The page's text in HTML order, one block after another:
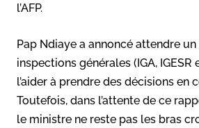
l’AFP.
Pap Ndiaye a annoncé attendre
inspections générales (IGA, IGESR
l’aider à prendre des décisions en
Toutefois, dans l’attente de ce
le ministre ne reste pas les bras